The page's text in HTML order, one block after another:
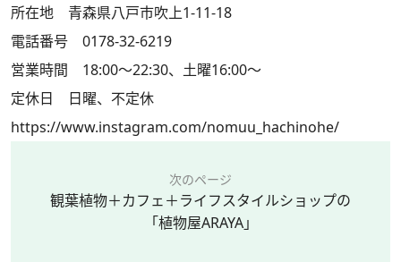
所在地 青森県八戸市吹上1-11-18
電話番号 0178-32-6219
営業時間 18:00～22:30、土曜16:00～
定休日 日曜、不定休
https://www.instagram.com/nomuu_hachinohe/
次のページ
観葉植物＋カフェ＋ライフスタイルショップの
「植物屋ARAYA」